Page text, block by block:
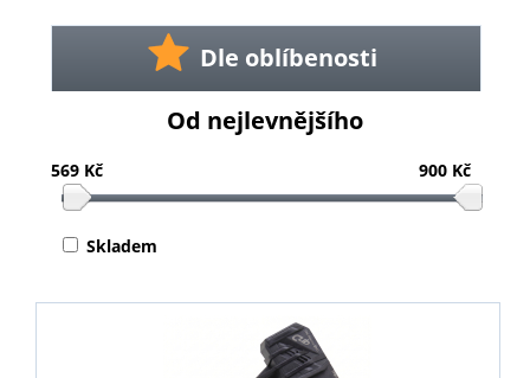
Dle oblíbenosti
Od nejlevnějšího
569 Kč 900 Kč
Skladem